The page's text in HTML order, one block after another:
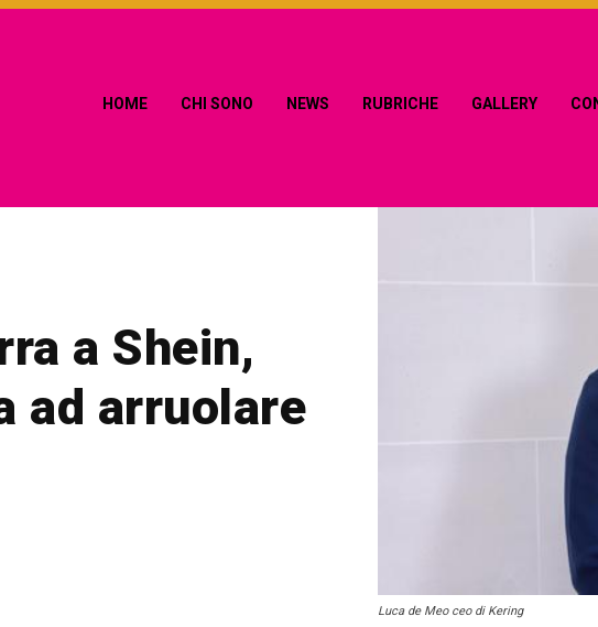
HOME CHI SONO NEWS RUBRICHE GALLERY
a Shein,
ad arruolare
Luca de Meo ceo di Kering